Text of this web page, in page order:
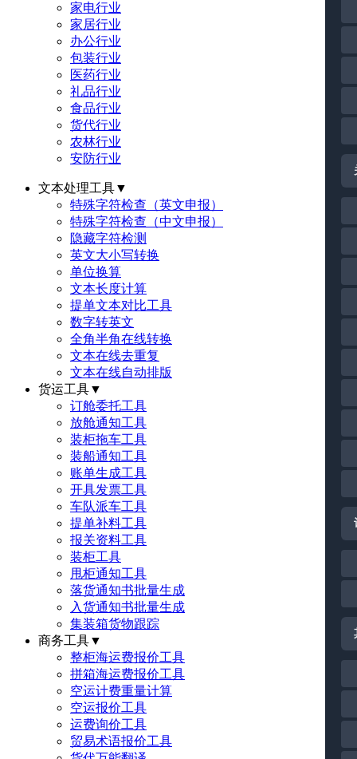
家电行业
家居行业
办公行业
包装行业
医药行业
礼品行业
食品行业
货代行业
农林行业
安防行业
文本处理工具▼
特殊字符检查（英文申报）
特殊字符检查（中文申报）
隐藏字符检测
英文大小写转换
单位换算
文本长度计算
提单文本对比工具
数字转英文
全角半角在线转换
文本在线去重复
文本在线自动排版
货运工具▼
订舱委托工具
放舱通知工具
装柜拖车工具
装船通知工具
账单生成工具
开具发票工具
车队派车工具
提单补料工具
报关资料工具
装柜工具
甩柜通知工具
落货通知书批量生成
入货通知书批量生成
集装箱货物跟踪
商务工具▼
整柜海运费报价工具
拼箱海运费报价工具
空运计费重量计算
空运报价工具
运费询价工具
贸易术语报价工具